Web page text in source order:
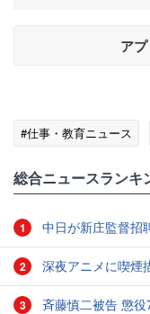
ア
#仕事・教育ニュース
総合ニュースランキ
1 中日が新庄監督招
2 深夜アニメに喫煙
3 斉藤慎二被告 懲